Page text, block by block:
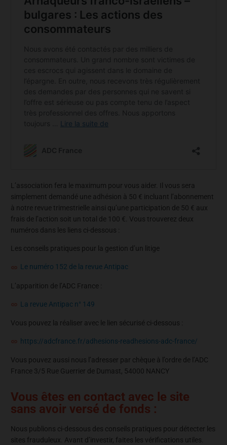
L’association fera le maximum pour vous aider. Il vous sera
simplement demandé une adhésion à 50 € incluant l’abonnement
à notre revue trimestrielle ainsi qu’une participation de 50 € aux
frais de l’action soit un total de 100 €. Vous trouverez deux
numéros dans les liens ci-dessous :
Les conseils pratiques pour la gestion d’un litige
Le numéro 152 de la revue Antipac
L’apparition de l’ADC France :
La revue Antipac n° 149
Vous pouvez la réaliser avec le lien sécurisé ci-dessous :
https://adcfrance.fr/adhesions-readhesions-adc-france/
Vous pouvez aussi nous l’adresser par chèque à l’ordre de l’ADC
France 3/5 Rue Guerrier de Dumast, 54000 NANCY
Vous êtes en contact avec le site
sans avoir versé de fonds :
Nous publions ci-dessous des conseils pratiques pour détecter les
sites frauduleux. Avant d’investir, faites les vérifications utiles.